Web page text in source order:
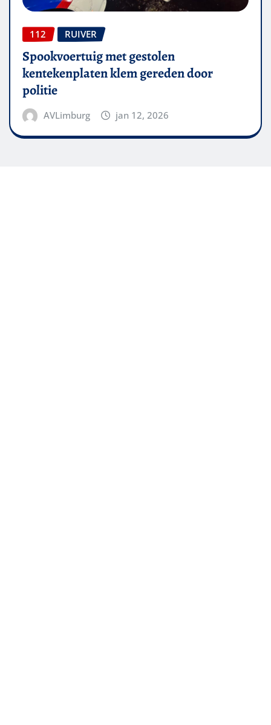
112 RUIVER
Spookvoertuig met gestolen
kentekenplaten klem gereden door
politie
AVLimburg jan 12, 2026